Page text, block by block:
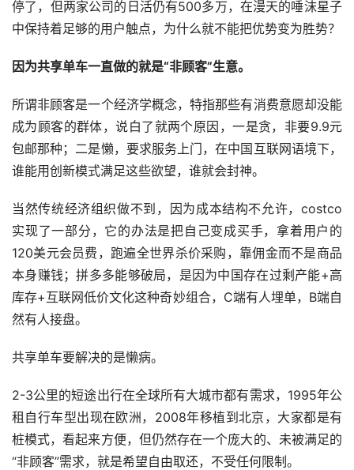
停了，但两家公司的日活仍有500多万，在漫天的唾沫星子
中保持着足够的用户触点，为什么就不能把优势变为胜势？
因为共享单车一直做的就是“非顾客”生意。
所谓非顾客是一个经济学概念，特指那些有消费意愿却没能
成为顾客的群体，说白了就两个原因，一是贪，非要9.9元
包邮那种；二是懒，要求服务上门，在中国互联网语境下，
谁能用创新模式满足这些欲望，谁就会封神。
当然传统经济组织做不到，因为成本结构不允许，costco
实现了一部分，它的办法是把自己变成买手，拿着用户的
120美元会员费，跑遍全世界杀价采购，靠佣金而不是商品
本身赚钱；拼多多能够破局，是因为中国存在过剩产能+高
库存+互联网低价文化这种奇妙组合，C端有人埋单，B端自
然有人接盘。
共享单车要解决的是懒病。
2-3公里的短途出行在全球所有大城市都有需求，1995年公
租自行车型出现在欧洲，2008年移植到北京，大家都是有
桩模式，看起来方便，但仍然存在一个庞大的、未被满足的
“非顾客”需求，就是希望自由取还，不受任何限制。